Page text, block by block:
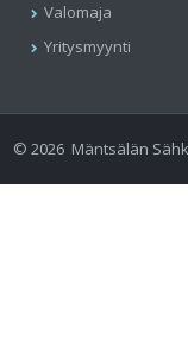
Valomaja
Yritysmyynti
©2026 Mäntsälän